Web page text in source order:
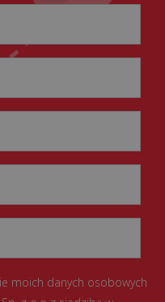
moich danych osobowych